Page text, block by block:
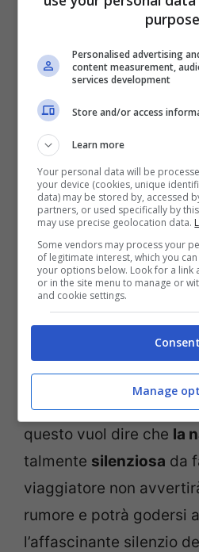
Norvegia. Qui le
sono due
tutta la costa. La
tradizionale, esiste dal
giornaliere e fa scalo
Bergen, che si trova a
Kikenes, a nord.
LaHavila, invece, è una
più giovane. Basti
viaggio c’è stato nel
stessa rotta della
sue navi sono
ecologica, le
utilizzano solo motori
questo vuol dire che la
talmente silenziosa da
viaggiatore non
rumore e potrà godersi
l’affascinante silenzio
Personalised advertising
content measurement,
services development
Store and/or access
Learn more
Your personal data will be
your device (cookies, unique
data) may be stored by, accessed
partners, or used specifically by
may use precise geolocation data.
Some vendors may process your
of legitimate interest, which you
your options below. Look for a link
or in the site menu to manage or
and cookie settings.
Consent
Manage